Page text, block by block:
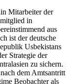
Mitarbeiter der
in
aus
ist der deutsche
Usbekistans
Strategie der
zu sichern.
dem Amtsantritt
Beobachter als